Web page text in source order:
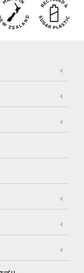
験をしない
Kids
（オーラルケア）
シーポリシー